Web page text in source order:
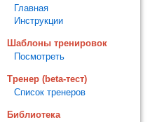
Главная
Инструкции
Шаблоны тренировок
Посмотреть
Тренер (beta-тест)
Список тренеров
Библиотека